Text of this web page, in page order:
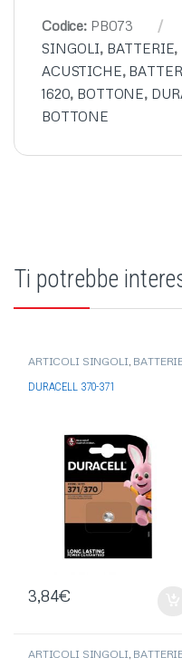
Codice: PB073
SINGOLI, BATTERIE,
ACUSTICHE,
1620, BOTTONE,
BOTTONE
Ti potrebbe
ARTICOLI SINGOLI,
ACUSTICHE,BATTERIE
DURACELL
DURACELL 370-371
3,84€
ARTICOLI SINGOLI